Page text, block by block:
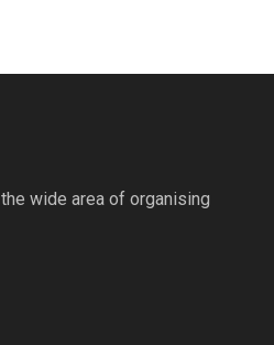
wide area of organising